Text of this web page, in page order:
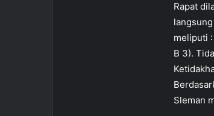
Rapat
meliputi
B 3).
Sleman